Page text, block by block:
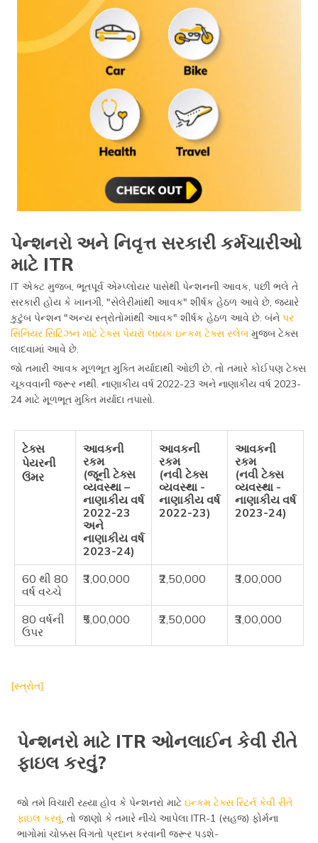
પેન્શનરો અને નિવૃત્ત સરકારી કર્મચારીઓ
માટે ITR
IT એક્ટ મુજબ, ભૂતપૂર્વ એમ્પ્લોયર પાસેથી પેન્શનની આવક, પછી ભલે તે
સરકારી હોય કે ખાનગી, "સેલેરીમાંથી આવક" શીર્ષક હેઠળ આવે છે, જ્યારે
કુટુંબ પેન્શન "અન્ય સ્ત્રોતોમાંથી આવક" શીર્ષક હેઠળ આવે છે. બંને પર
સિનિયર સિટિઝન માટે ટેક્સ પેયરો લાયક ઇન્કમ ટેક્સ સ્લેબ મુજબ ટેક્સ
લાદવામાં આવે છે.
જો તમારી આવક મૂળભૂત મુક્તિ મર્યાદાથી ઓછી છે, તો તમારે કોઈપણ ટેક્સ
ચૂકવવાની જરૂર નથી. નાણાકીય વર્ષ 2022-23 અને નાણાકીય વર્ષ 2023-
24 માટે મૂળભૂત મુક્તિ મર્યાદા તપાસો.
ટેક્સ
પેયરની
ઉંમર
આવકની
રકમ
(જૂની ટેક્સ
વ્યવસ્થા –
નાણાકીય વર્ષ
2022-23
અને
નાણાકીય વર્ષ
2023-24)
આવકની
રકમ
(નવી ટેક્સ
વ્યવસ્થા -
નાણાકીય વર્ષ
2022-23)
આવકની
રકમ
(નવી ટેક્સ
વ્યવસ્થા -
નાણાકીય વર્ષ
2023-24)
60 થી 80
વર્ષ વચ્ચે
₹3,00,000 ₹2,50,000 ₹3,00,000
80 વર્ષની
ઉપર
₹5,00,000 ₹2,50,000 ₹3,00,000
[સ્ત્રોત]
પેન્શનરો માટે ITR ઓનલાઈન કેવી રીતે
ફાઇલ કરવું?
જો તમે વિચારી રહ્યા હોવ કે પેન્શનરો માટે ઇન્કમ ટેક્સ રિટર્ન કેવી રીતે
ફાઇલ કરવું , તો જાણો કે તમારે નીચે આપેલા ITR-1 (સહજ) ફોર્મના
ભાગોમાં ચોક્કસ વિગતો પ્રદાન કરવાની જરૂર પડશે-